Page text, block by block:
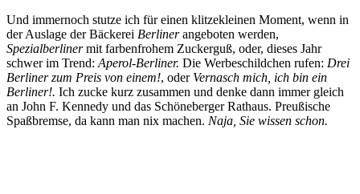
Und immernoch stutze ich für einen klitzekleinen Moment, wenn in
der Auslage der Bäckerei Berlinerangeboten werden,
Spezialberlinermit farbenfrohem Zuckerguß, oder, dieses Jahr
schwer im Trend: Aperol-Berliner. Die Werbeschildchen rufen: Drei
Berliner zum Preis von einem!, oder Vernasch mich, ich bin ein
Berliner!. Ich zucke kurz zusammen und denke dann immer gleich
an John F. Kennedy und das Schöneberger Rathaus. Preußische
Spaßbremse, da kann man nix machen. Naja, Sie wissen schon.